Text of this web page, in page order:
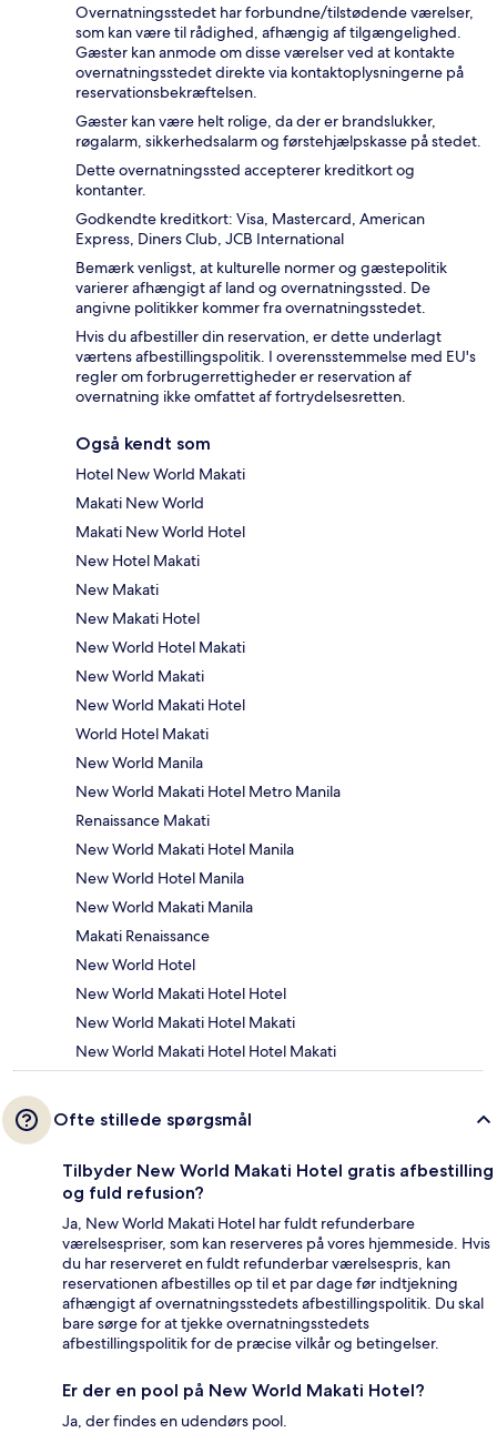
Overnatningsstedet har forbundne/tilstødende værelser,
som kan være til rådighed, afhængig af tilgængelighed.
Gæster kan anmode om disse værelser ved at kontakte
overnatningsstedet direkte via kontaktoplysningerne på
reservationsbekræftelsen.
Gæster kan være helt rolige, da der er brandslukker,
røgalarm, sikkerhedsalarm og førstehjælpskasse på stedet.
Dette overnatningssted accepterer kreditkort og
kontanter.
Godkendte kreditkort: Visa, Mastercard, American
Express, Diners Club, JCB International
Bemærk venligst, at kulturelle normer og gæstepolitik
varierer afhængigt af land og overnatningssted. De
angivne politikker kommer fra overnatningsstedet.
Hvis du afbestiller din reservation, er dette underlagt
værtens afbestillingspolitik. I overensstemmelse med EU's
regler om forbrugerrettigheder er reservation af
overnatning ikke omfattet af fortrydelsesretten.
Også kendt som
Hotel New World Makati
Makati New World
Makati New World Hotel
New Hotel Makati
New Makati
New Makati Hotel
New World Hotel Makati
New World Makati
New World Makati Hotel
World Hotel Makati
New World Manila
New World Makati Hotel Metro Manila
Renaissance Makati
New World Makati Hotel Manila
New World Hotel Manila
New World Makati Manila
Makati Renaissance
New World Hotel
New World Makati Hotel Hotel
New World Makati Hotel Makati
New World Makati Hotel Hotel Makati
Ofte stillede spørgsmål
Tilbyder New World Makati Hotel gratis afbestilling
og fuld refusion?
Ja, New World Makati Hotel har fuldt refunderbare
værelsespriser, som kan reserveres på vores hjemmeside. Hvis
du har reserveret en fuldt refunderbar værelsespris, kan
reservationen afbestilles op til et par dage før indtjekning
afhængigt af overnatningsstedets afbestillingspolitik. Du skal
bare sørge for at tjekke overnatningsstedets
afbestillingspolitik for de præcise vilkår og betingelser.
Er der en pool på New World Makati Hotel?
Ja, der findes en udendørs pool.